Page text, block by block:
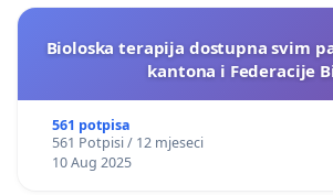
Bioloska terapija dostupna svim
kantona i Federacije
561 potpisa
561 Potpisi / 12 mjeseci
10 Aug 2025